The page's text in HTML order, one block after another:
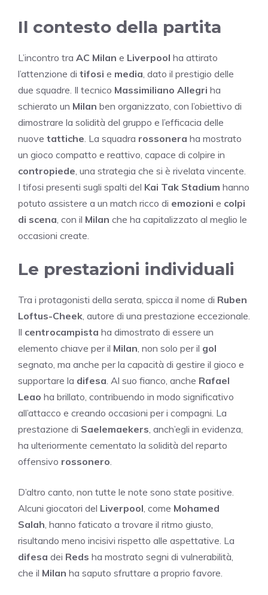
Il contesto della partita
L’incontro tra AC Milan e Liverpool ha attirato
l’attenzione di tifosi e media , dato il prestigio delle
due squadre. Il tecnico Massimiliano Allegri ha
schierato un Milan ben organizzato, con l’obiettivo di
dimostrare la solidità del gruppo e l’efficacia delle
nuove tattiche . La squadra rossonera ha mostrato
un gioco compatto e reattivo, capace di colpire in
contropiede , una strategia che si è rivelata vincente.
I tifosi presenti sugli spalti del Kai Tak Stadium hanno
potuto assistere a un match ricco di emozioni e colpi
di scena , con il Milan che ha capitalizzato al meglio le
occasioni create.
Le prestazioni individuali
Tra i protagonisti della serata, spicca il nome di Ruben
Loftus-Cheek , autore di una prestazione eccezionale.
Il centrocampista ha dimostrato di essere un
elemento chiave per il Milan , non solo per il gol
segnato, ma anche per la capacità di gestire il gioco e
supportare la difesa . Al suo fianco, anche Rafael
Leao ha brillato, contribuendo in modo significativo
all’attacco e creando occasioni per i compagni. La
prestazione di Saelemaekers , anch’egli in evidenza,
ha ulteriormente cementato la solidità del reparto
offensivo rossonero
D’altro canto, non tutte le note sono state positive.
Alcuni giocatori del Liverpool , come Mohamed
Salah , hanno faticato a trovare il ritmo giusto,
risultando meno incisivi rispetto alle aspettative. La
difesa dei Reds ha mostrato segni di vulnerabilità,
che il Milan ha saputo sfruttare a proprio favore.